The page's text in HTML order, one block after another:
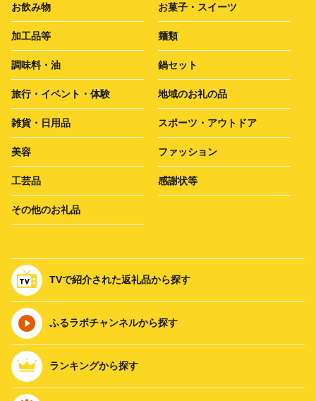
お飲み物 お菓子・スイーツ
加工品等 麺類
調味料・油 鍋セット
旅行・イベント・体験 地域のお礼の品
雑貨・日用品 スポーツ・アウトドア
美容 ファッション
工芸品 感謝状等
その他のお礼品
TVで紹介された返礼品から探す
ふるラボチャンネルから探す
ランキングから探す